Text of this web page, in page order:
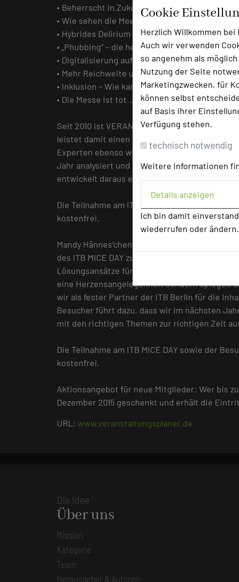
Cookie
Herzlich Willkommen
Auch wir verwenden
so angenehm als
Nutzung der Seite
Marketingzwecken, für
können selbst
auf Basis ihrer
Verfügung stehen.
technisch notwendig
Weitere Informationen
Details anzeigen
Ich bin damit
wiederrufen oder ändern.
• Beherrscht in Zukunft die Technik den
• Wie sehen die Meetings und Events in der
• Hybrides Delirium – Wie viel online
• „Phubbing“ – die heimlichen Risiken hybrider
• Digitalisierung auf allen Sinnesebenen:
• Mehr Reichweite und Glaubwürdigkeit durch
• Inklusion – Wie kann der Einsatz von
• Die Messe ist tot … es lebe die Messe?
Seit 2010 ist VERANSTALTUNGSPLANER.DE
leistet damit einen wesentlichen Beitrag zur
Experten ebenso wie Nachwuchskräften eine
Jahr analysiert und bewertet das
entwickelt daraus ein impulsgebendes Motto
Die Teilnahme am ITB MICE DAY sowie der
kostenfrei.
Mandy Hännes’chen, Leiterin der
des ITB MICE DAY zuständig. „Alltägliche
Lösungsansätze für eine erfolgreiche
eine Herzensangelegenheit sondern spiegelt
wir als fester Partner der ITB Berlin für die
Besucher führt dazu, dass wir im nächsten
mit den richtigen Themen zur richtigen Zeit
Die Teilnahme am ITB MICE DAY sowie der
kostenfrei.
Aktionsangebot für neue Mitglieder: Wer bis
Dezember 2015 geschenkt und erhält die
URL: www.veranstaltungsplaner.de
Die Idee
Über uns
Mission
Kategorie
Team
Herausgeber & Autoren